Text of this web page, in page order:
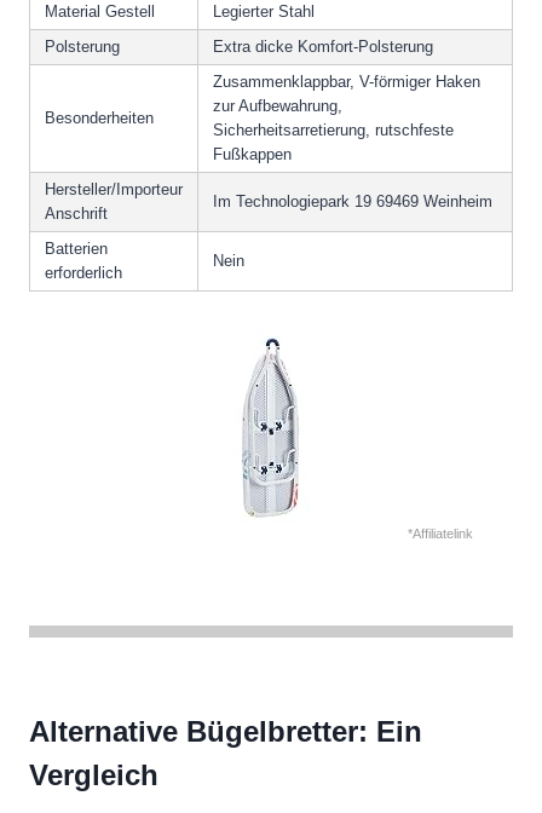
Material Gestell
Legierter Stahl
Polsterung
Extra dicke Komfort-Polsterung
Besonderheiten
Zusammenklappbar, V-förmiger Haken
zur Aufbewahrung,
Sicherheitsarretierung, rutschfeste
Fußkappen
Hersteller/Importeur
Anschrift
Im Technologiepark 19 69469 Weinheim
Batterien
erforderlich
Nein
*Affiliatelink
Alternative Bügelbretter: Ein
Vergleich